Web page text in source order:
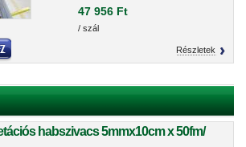
47 956 Ft
/ szál
Részletek
habszivacs 5mmx10cm x 50fm/